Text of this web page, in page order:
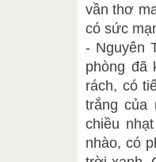
vần thơ
có sức
- Nguyên
phòng đã
rách, có
trắng của
chiều
nhào, có